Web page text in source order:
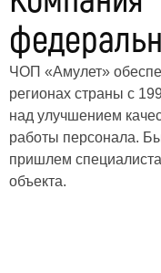
ЧОП «Амулет»
регионах страны с
над улучшением
работы персонала.
пришлем
объекта.